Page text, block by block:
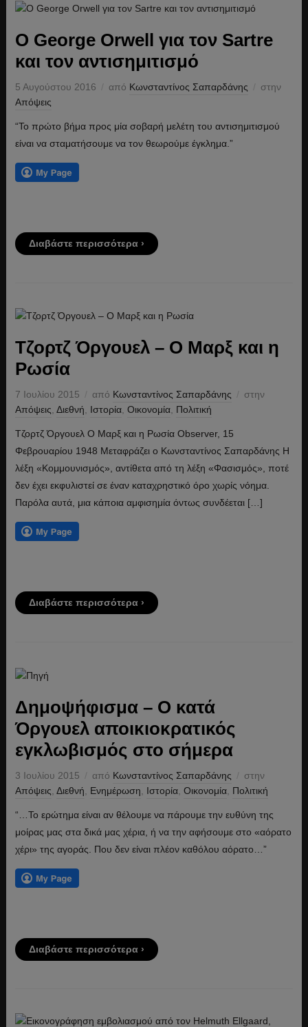
Ο George Orwell για τον Sartre
και τον αντισημιτισμό
5 Αυγούστου 2016 από Κωνσταντίνος Σαπαρδάνης
στην
Απόψεις
“Το πρώτο βήμα προς μία σοβαρή μελέτη του αντισημιτισμού
είναι να σταματήσουμε να τον θεωρούμε έγκλημα.”
Διαβάστε περισσότερα ›
Τζορτζ Όργουελ – Ο Μαρξ και η
Ρωσία
7 Ιουλίου 2015 από Κωνσταντίνος Σαπαρδάνης
στην
Απόψεις, Διεθνή, Ιστορία, Οικονομία, Πολιτική
Τζορτζ Όργουελ Ο Μαρξ και η Ρωσία Observer, 15
Φεβρουαρίου 1948 Μεταφράζει ο Κωνσταντίνος Σαπαρδάνης Η
λέξη «Κομμουνισμός», αντίθετα από τη λέξη «Φασισμός», ποτέ
δεν έχει εκφυλιστεί σε έναν καταχρηστικό όρο χωρίς νόημα.
Παρόλα αυτά, μια κάποια αμφισημία όντως συνδέεται […]
Διαβάστε περισσότερα ›
Δημοψήφισμα – Ο κατά
Όργουελ αποικιοκρατικός
εγκλωβισμός στο σήμερα
3 Ιουλίου 2015 από Κωνσταντίνος Σαπαρδάνης
στην
Απόψεις Διεθνή Ενημέρωση Ιστορία, Οικονομία, Πολιτική
“…Το ερώτημα είναι αν θέλουμε να πάρουμε την ευθύνη της
μοίρας μας στα δικά μας χέρια, ή να την αφήσουμε στο «αόρατο
χέρι» της αγοράς. Που δεν είναι πλέον καθόλου αόρατο…”
Διαβάστε περισσότερα ›